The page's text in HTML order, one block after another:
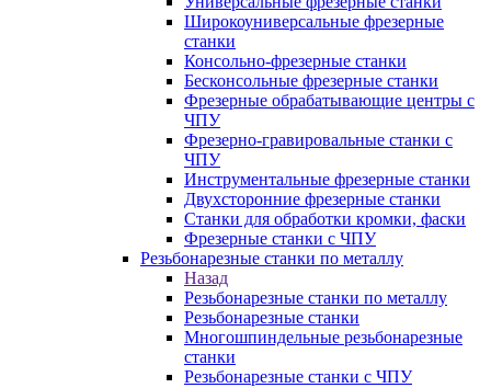
Широкоуниверсальные фрезерные
станки
Консольно-фрезерные станки
Бесконсольные фрезерные станки
Фрезерные обрабатывающие центры с
ЧПУ
Фрезерно-гравировальные станки с
ЧПУ
Инструментальные фрезерные станки
Двухсторонние фрезерные станки
Станки для обработки кромки, фаски
Фрезерные станки с ЧПУ
Резьбонарезные станки по металлу
Назад
Резьбонарезные станки по металлу
Резьбонарезные станки
Многошпиндельные резьбонарезные
станки
Резьбонарезные станки с ЧПУ